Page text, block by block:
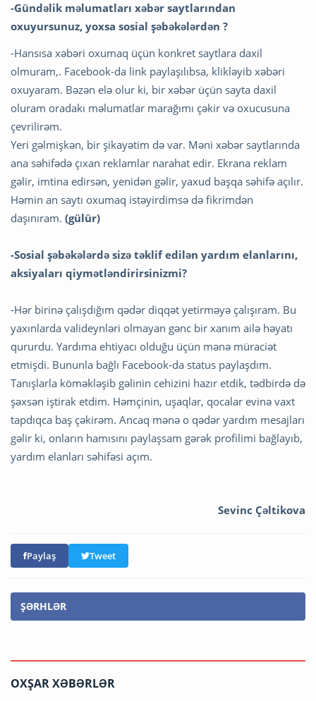
-Gündəlik məlumatları xəbər saytlarından
oxuyursunuz, yoxsa sosial şəbəkələrdən ?
-Hansısa xəbəri oxumaq üçün konkret saytlara daxil
olmuram,. Facebook-da link paylaşılıbsa, klikləyib xəbəri
oxuyaram. Bəzən elə olur ki, bir xəbər üçün sayta daxil
oluram oradakı məlumatlar marağımı çəkir və oxucusuna
çevrilirəm.
Yeri gəlmişkən, bir şikayətim də var. Məni xəbər saytlarında
ana səhifədə çıxan reklamlar narahat edir. Ekrana reklam
gəlir, imtina edirsən, yenidən gəlir, yaxud başqa səhifə açılır.
Həmin an saytı oxumaq istəyirdimsə də fikrimdən
daşınıram. (gülür)
-Sosial şəbəkələrdə sizə təklif edilən yardım elanlarını,
aksiyaları qiymətləndirirsinizmi?
-Hər birinə çalışdığım qədər diqqət yetirməyə çalışıram. Bu
yaxınlarda valideynləri olmayan gənc bir xanım ailə həyatı
qururdu. Yardıma ehtiyacı olduğu üçün mənə müraciət
etmişdi. Bununla bağlı Facebook-da status paylaşdım.
Tanışlarla köməkləşib gəlinin cehizini hazır etdik, tədbirdə də
şəxsən iştirak etdim. Həmçinin, uşaqlar, qocalar evinə vaxt
tapdıqca baş çəkirəm. Ancaq mənə o qədər yardım mesajları
gəlir ki, onların hamısını paylaşsam gərək profilimi bağlayıb,
yardım elanları səhifəsi açım.
Sevinc Çəltikova
Paylaş Tweet
ŞƏRHLƏR
OXŞAR XƏBƏRLƏR